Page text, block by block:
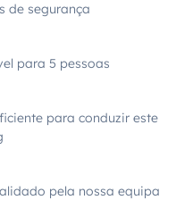
de segurança
para 5 pessoas
para conduzir este
pela nossa equipa